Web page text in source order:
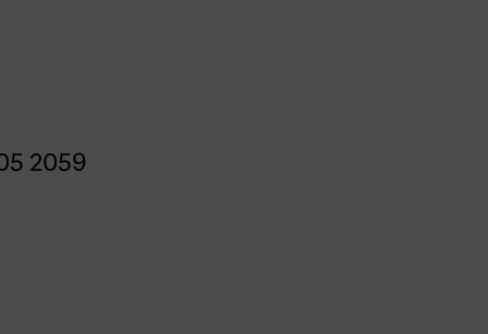
2059